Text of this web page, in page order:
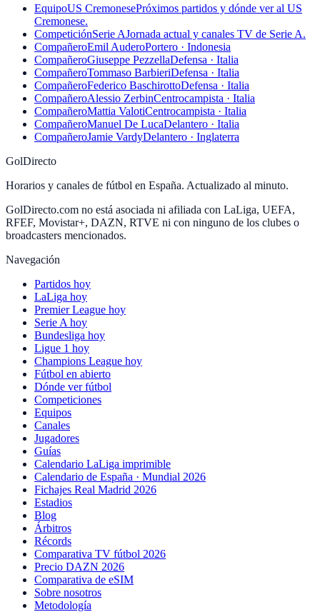
EquipoUS CremonesePróximos partidos y dónde ver al US
Cremonese.
CompeticiónSerie AJornada actual y canales TV de Serie A.
CompañeroEmil AuderoPortero · Indonesia
CompañeroGiuseppe PezzellaDefensa · Italia
CompañeroTommaso BarbieriDefensa · Italia
CompañeroFederico BaschirottoDefensa · Italia
CompañeroAlessio ZerbinCentrocampista · Italia
CompañeroMattia ValotiCentrocampista · Italia
CompañeroManuel De LucaDelantero · Italia
CompañeroJamie VardyDelantero · Inglaterra
GolDirecto
Horarios y canales de fútbol en España. Actualizado al minuto.
GolDirecto.com no está asociada ni afiliada con LaLiga, UEFA,
RFEF, Movistar+, DAZN, RTVE ni con ninguno de los clubes o
broadcasters mencionados.
Navegación
Partidos hoy
LaLiga hoy
Premier League hoy
Serie A hoy
Bundesliga hoy
Ligue 1 hoy
Champions League hoy
Fútbol en abierto
Dónde ver fútbol
Competiciones
Equipos
Canales
Jugadores
Guías
Calendario LaLiga imprimible
Calendario de España · Mundial 2026
Fichajes Real Madrid 2026
Estadios
Blog
Árbitros
Récords
Comparativa TV fútbol 2026
Precio DAZN 2026
Comparativa de eSIM
Sobre nosotros
Metodología